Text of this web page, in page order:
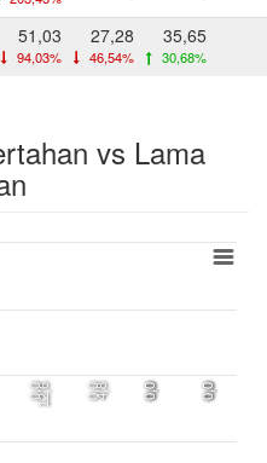
51,03
94,03%
27,28
46,54%
35,65
30,68%
vs Lama
0,0 0,0 0,0 0,0
12,6 4,8 0,0 0,0